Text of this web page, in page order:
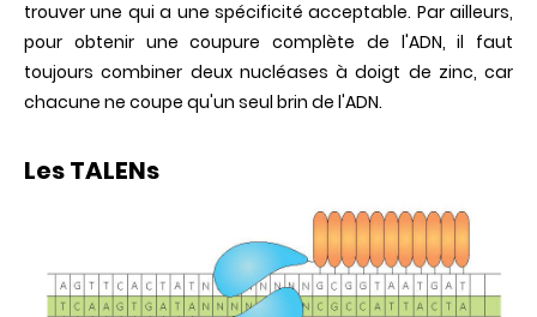
trouver une qui a une spécificité acceptable. Par ailleurs,
pour obtenir une coupure complète de l'ADN, il faut
toujours combiner deux nucléases à doigt de zinc, car
chacune ne coupe qu'un seul brin de l'ADN.
Les TALENs